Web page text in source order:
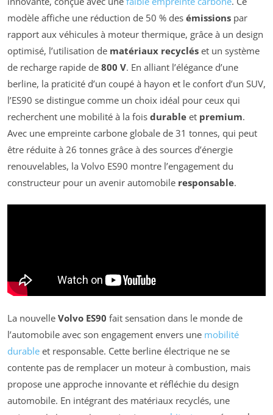
modèle affiche une réduction de 50 % des émissions par
rapport aux véhicules à moteur thermique, grâce à un design
optimisé, l’utilisation de matériaux recyclés et un système
de recharge rapide de 800 V. En alliant l’élégance d’une
berline, la praticité d’un coupé à hayon et le confort d’un SUV,
l’ES90 se distingue comme un choix idéal pour ceux qui
recherchent une mobilité à la fois durable et premium.
Avec une empreinte carbone globale de 31 tonnes, qui peut
être réduite à 26 tonnes grâce à des sources d’énergie
renouvelables, la Volvo ES90 montre l’engagement du
constructeur pour un avenir automobile responsable.
La nouvelle Volvo ES90 fait sensation dans le monde de
l’automobile avec son engagement envers une mobilité
durable et responsable. Cette berline électrique ne se
contente pas de remplacer un moteur à combustion, mais
propose une approche innovante et réfléchie du design
automobile. En intégrant des matériaux recyclés, une